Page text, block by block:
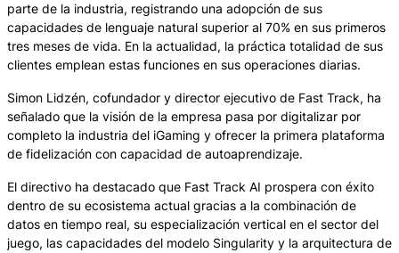
parte de la industria, registrando una adopción de sus
capacidades de lenguaje natural superior al 70% en sus primeros
tres meses de vida. En la actualidad, la práctica totalidad de sus
clientes emplean estas funciones en sus operaciones diarias.
Simon Lidzén, cofundador y director ejecutivo de Fast Track, ha
señalado que la visión de la empresa pasa por digitalizar por
completo la industria del iGaming y ofrecer la primera plataforma
de fidelización con capacidad de autoaprendizaje.
El directivo ha destacado que Fast Track AI prospera con éxito
dentro de su ecosistema actual gracias a la combinación de
datos en tiempo real, su especialización vertical en el sector del
juego, las capacidades del modelo Singularity y la arquitectura de